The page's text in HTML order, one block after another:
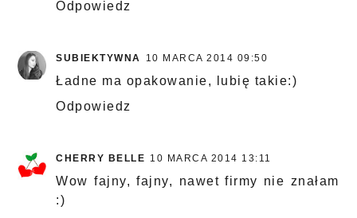
Odpowiedz
SUBIEKTYWNA 10 MARCA 2014 09:50
Ładne ma opakowanie, lubię takie:)
Odpowiedz
CHERRY BELLE 10 MARCA 2014 13:11
Wow fajny, fajny, nawet firmy nie znałam
:)